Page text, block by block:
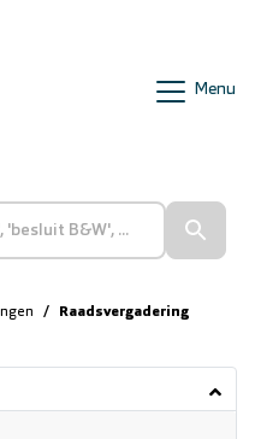
Menu
Raadsvergadering